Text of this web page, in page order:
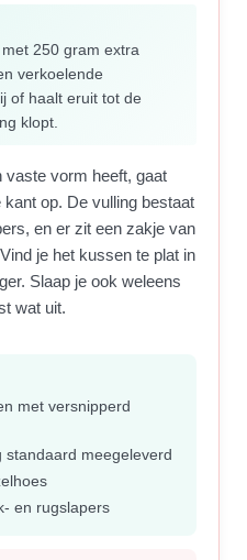
250 gram extra
verkoelende
of haalt eruit tot de
klopt.
vaste vorm heeft, gaat
op. De vulling bestaat
en er zit een zakje van
je het kussen te plat in
Slaap je ook weleens
wat uit.
met versnipperd
standaard meegeleverd
en rugslapers